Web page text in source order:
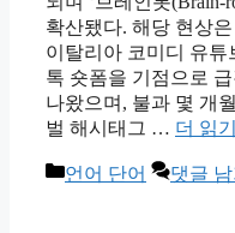
확산됐다. 해당 현상
이탈리아 코미디 유튜
톡 숏폼을 기점으로
나왔으며, 불과 몇 개
벌 해시태그 … 더 읽기
카
언어 단어 댓글 남